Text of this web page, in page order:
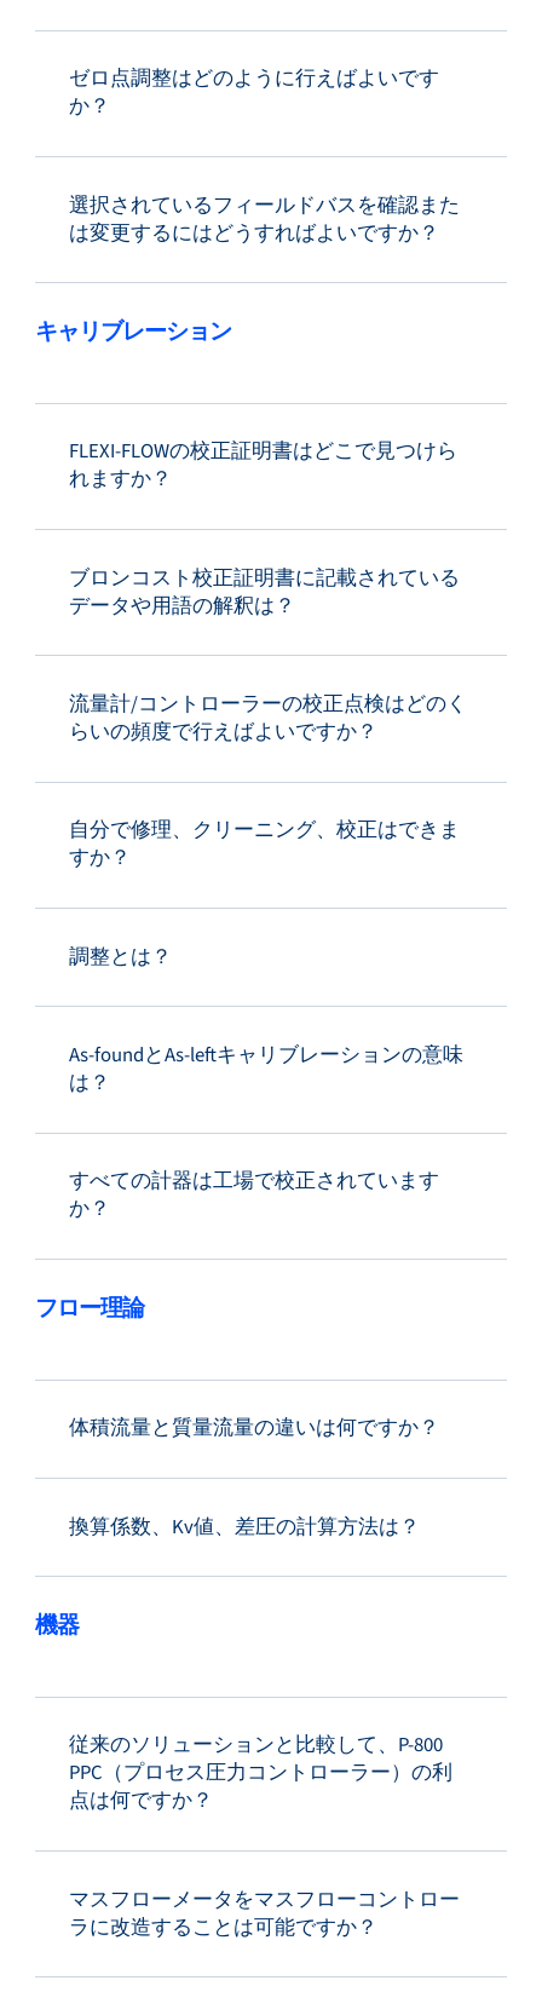
ゼロ点調整はどのように行えばよいです
か？
選択されているフィールドバスを確認また
は変更するにはどうすればよいですか？
キャリブレーション
FLEXI-FLOWの校正証明書はどこで見つけら
れますか？
ブロンコスト校正証明書に記載されている
データや用語の解釈は？
流量計/コントローラーの校正点検はどのく
らいの頻度で行えばよいですか？
自分で修理、クリーニング、校正はできま
すか？
調整とは？
As-foundとAs-leftキャリブレーションの意味
は？
すべての計器は工場で校正されています
か？
フロー理論
体積流量と質量流量の違いは何ですか？
換算係数、Kv値、差圧の計算方法は？
機器
従来のソリューションと比較して、P-800
PPC（プロセス圧力コントローラー）の利
点は何ですか？
マスフローメータをマスフローコントロー
ラに改造することは可能ですか？